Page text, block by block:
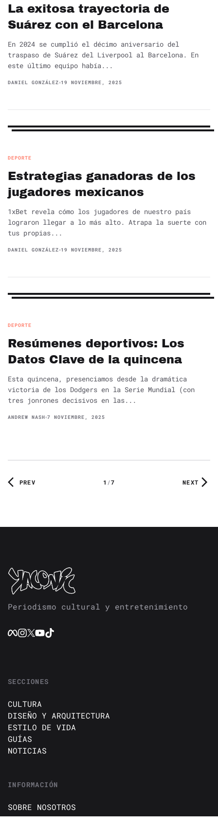
La exitosa trayectoria de
Suárez con el Barcelona
En 2024 se cumplió el décimo aniversario del
traspaso de Suárez del Liverpool al Barcelona. En
este último equipo había...
DANIEL GONZÁLEZ 19 NOVIEMBRE, 2025
DEPORTE
Estrategias ganadoras de los
jugadores mexicanos
1xBet revela cómo los jugadores de nuestro país
lograron llegar a lo más alto. Atrapa la suerte con
tus propias...
DANIEL GONZÁLEZ 19 NOVIEMBRE, 2025
DEPORTE
Resúmenes deportivos: Los
Datos Clave de la quincena
Esta quincena, presenciamos desde la dramática
victoria de los Dodgers en la Serie Mundial (con
tres jonrones decisivos en las...
ANDREW NASH 7 NOVIEMBRE, 2025
PREV 1 /7 NEXT
Periodismo cultural y entretenimiento
SECCIONES
CULTURA
DISEÑO Y ARQUITECTURA
ESTILO DE VIDA
GUÍAS
NOTICIAS
INFORMACIÓN
SOBRE NOSOTROS
CONTACTO